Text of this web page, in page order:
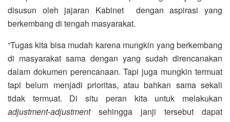
disusun oleh jajaran Kabinet dengan aspirasi yang
berkembang di tengah masyarakat.
“Tugas kita bisa mudah karena mungkin yang berkembang
di masyarakat sama dengan yang sudah direncanakan
dalam dokumen perencanaan. Tapi juga mungkin termuat
tapi belum menjadi prioritas, atau bahkan sama sekali
tidak termuat. Di situ peran kita untuk melakukan
adjustment-adjustmentsehingga janji tersebut dapat